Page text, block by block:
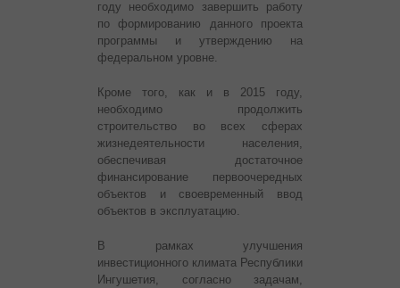
году необходимо завершить работу
по формированию данного проекта
программы и утверждению на
федеральном уровне.
Кроме того, как и в 2015 году,
необходимо продолжить
строительство во всех сферах
жизнедеятельности населения,
обеспечивая достаточное
финансирование первоочередных
объектов и своевременный ввод
объектов в эксплуатацию.
В рамках улучшения
инвестиционного климата Республики
Ингушетия, согласно задачам,